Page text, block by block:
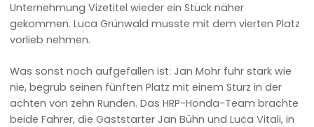
Unternehmung Vizetitel wieder ein Stück näher
gekommen. Luca Grünwald musste mit dem vierten Platz
vorlieb nehmen.
Was sonst noch aufgefallen ist: Jan Mohr fuhr stark wie
nie, begrub seinen fünften Platz mit einem Sturz in der
achten von zehn Runden. Das HRP-Honda-Team brachte
beide Fahrer, die Gaststarter Jan Bühn und Luca Vitali, in